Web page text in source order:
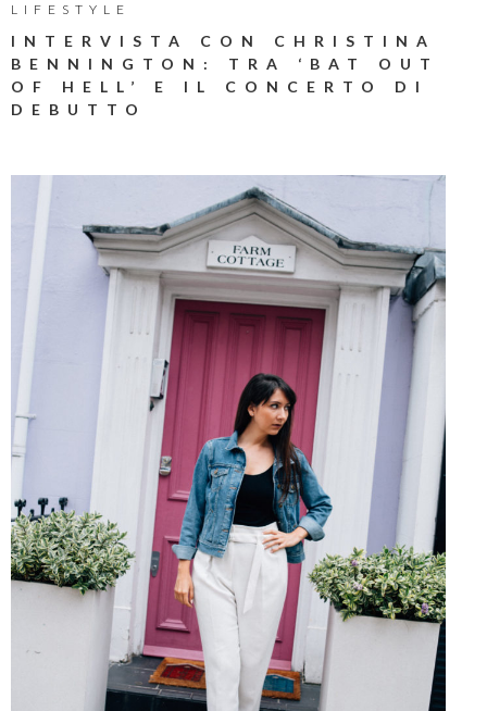
LIFESTYLE
INTERVISTA CON CHRISTINA
BENNINGTON: TRA ‘BAT OUT
OF HELL’ E IL CONCERTO DI
DEBUTTO